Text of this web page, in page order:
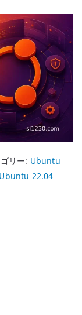
リー: Ubuntu
Ubuntu 22.04